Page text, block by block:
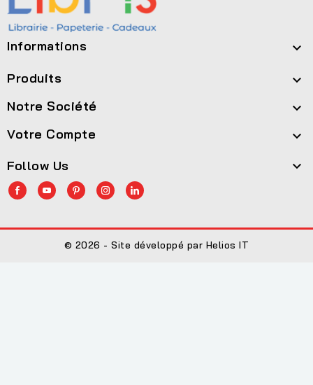
Informations 
Produits 
Notre Société 
Votre Compte 
Follow Us 
© 2026 - Site développé par Helios IT